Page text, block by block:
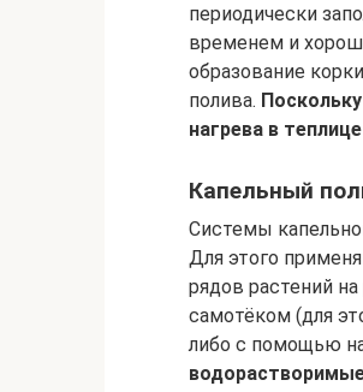
периодически
временем и
образование
полива.
нагрева в
Капельный
Системы
Для этого
рядов растений
самотёком (для
либо с помощью